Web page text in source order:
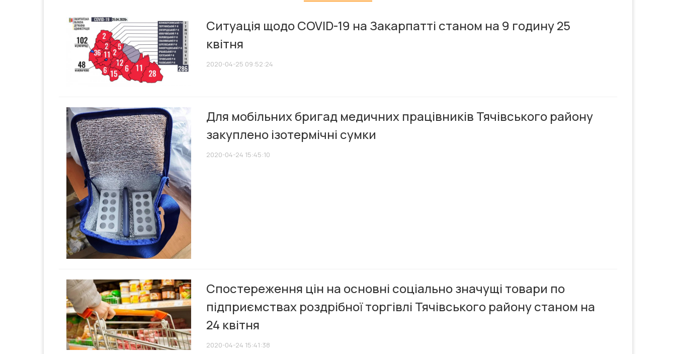
Ситуація щодо COVID-19 на Закарпатті станом на 9 годину 25
квітня
2020-04-25 09:52:24
Для мобільних бригад медичних працівників Тячівського району
закуплено ізотермічні сумки
2020-04-24 15:45:10
Спостереження цін на основні соціально значущі товари по
підприємствах роздрібної торгівлі Тячівського району станом на
24 квітня
2020-04-24 15:41:38